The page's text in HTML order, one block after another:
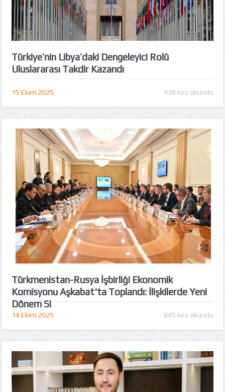
Türkiye’nin Libya’daki Dengeleyici Rolü
Uluslararası Takdir Kazandı
15 Ekim 2025 938 kez okundu
Türkmenistan-Rusya İşbirliği Ekonomik
Komisyonu Aşkabat'ta Toplandı: İlişkilerde Yeni
Dönem Si
14 Ekim 2025 845 kez okundu